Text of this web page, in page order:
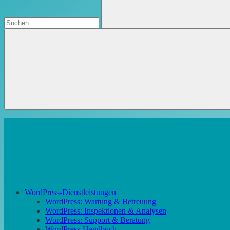
Suchen
WordPress-Dienstleistungen
WordPress: Wartung & Betreuung
WordPress: Inspektionen & Analysen
WordPress: Support & Beratung